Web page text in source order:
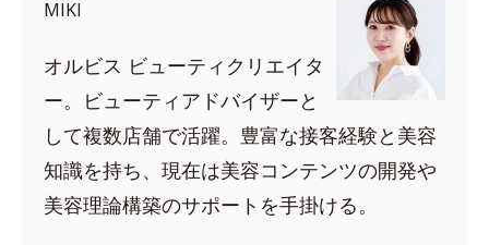
MIKI
オルビス ビューティクリエイタ
ー。ビューティアドバイザーと
して複数店舗で活躍。豊富な接客経験と美容
知識を持ち、現在は美容コンテンツの開発や
美容理論構築のサポートを手掛ける。